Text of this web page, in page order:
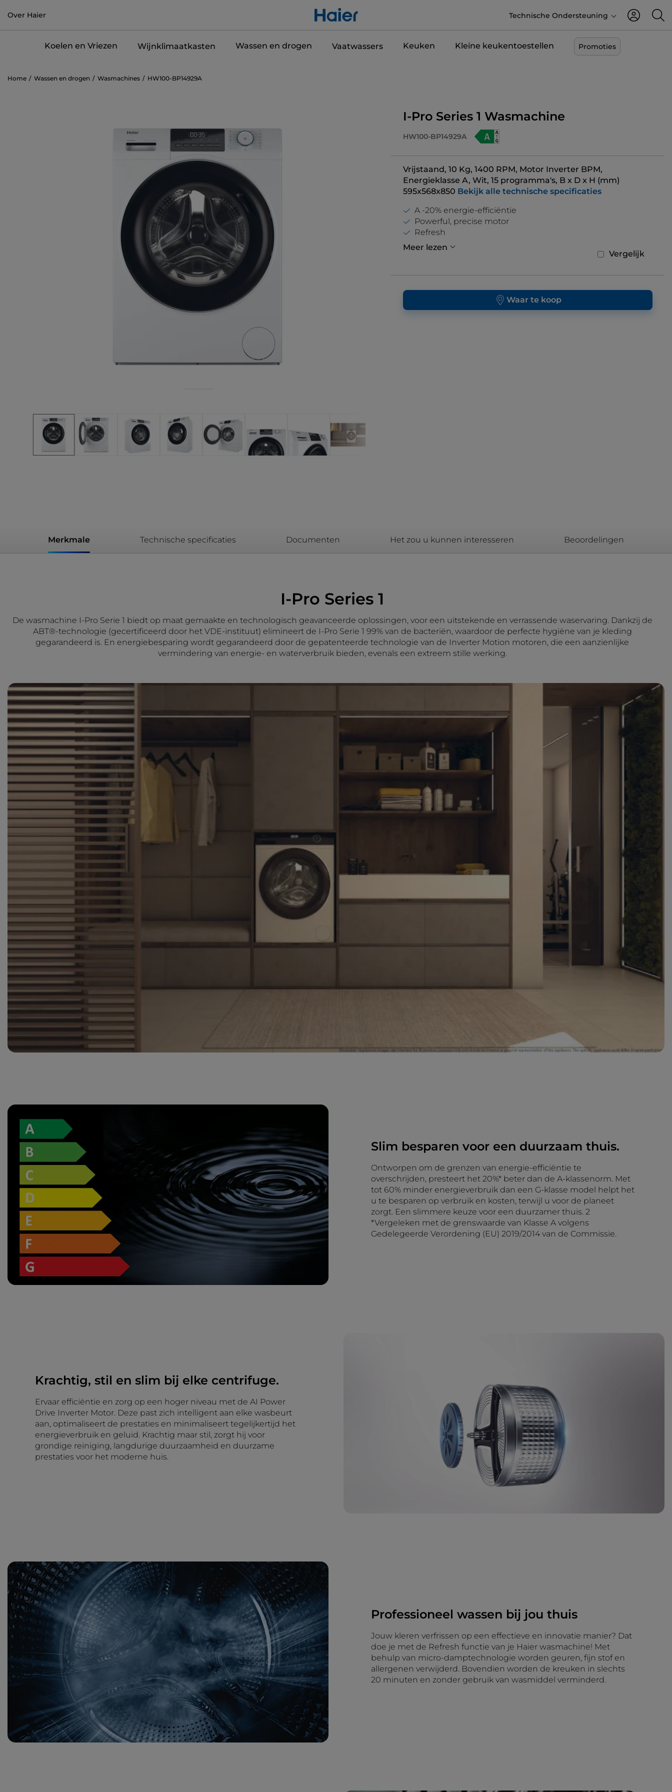
Over Haier Technische Ondersteuning
Koelen en Vriezen Wijnklimaatkasten Wassen en drogen Vaatwassers Keuken Kleine keukentoestellen Promoties
Home Wassen en drogen Wasmachines HW100-BP14929A
I-Pro Series 1 Wasmachine
HW100-BP14929A
Vrijstaand, 10 Kg, 1400 RPM, Motor Inverter BPM,
Energieklasse A, Wit, 15 programma's, B x D x H (mm)
595x568x850 Bekijk alle technische specificaties
Vergelijk
A -20% energie-efficiëntie
Powerful, precise motor
Refresh
Meer lezen
Waar te koop
Merkmale Technische specificaties Documenten Het zou u kunnen interesseren Beoordelingen
I-Pro Series 1
De wasmachine I-Pro Serie 1 biedt op maat gemaakte en technologisch geavanceerde oplossingen, voor een uitstekende en verrassende waservaring. Dankzij de
ABT®-technologie (gecertificeerd door het VDE-instituut) elimineert de I-Pro Serie 1 99% van de bacteriën, waardoor de perfecte hygiëne van je kleding
gegarandeerd is. En energiebesparing wordt gegarandeerd door de gepatenteerde technologie van de Inverter Motion motoren, die een aanzienlijke
vermindering van energie- en waterverbruik bieden, evenals een extreem stille werking.
Slim besparen voor een duurzaam thuis.
Ontworpen om de grenzen van energie-efficiëntie te
overschrijden, presteert het 20%* beter dan de A-klassenorm. Met
tot 60% minder energieverbruik dan een G-klasse model helpt het
u te besparen op verbruik en kosten, terwijl u voor de planeet
zorgt. Een slimmere keuze voor een duurzamer thuis. 2
*Vergeleken met de grenswaarde van Klasse A volgens
Gedelegeerde Verordening (EU) 2019/2014 van de Commissie.
Krachtig, stil en slim bij elke centrifuge.
Ervaar efficiëntie en zorg op een hoger niveau met de AI Power
Drive Inverter Motor. Deze past zich intelligent aan elke wasbeurt
aan, optimaliseert de prestaties en minimaliseert tegelijkertijd het
energieverbruik en geluid. Krachtig maar stil, zorgt hij voor
grondige reiniging, langdurige duurzaamheid en duurzame
prestaties voor het moderne huis.
Professioneel wassen bij jou thuis
Jouw kleren verfrissen op een effectieve en innovatie manier? Dat
doe je met de Refresh functie van je Haier wasmachine! Met
behulp van micro-damptechnologie worden geuren, fijn stof en
allergenen verwijderd. Bovendien worden de kreuken in slechts
20 minuten en zonder gebruik van wasmiddel verminderd.